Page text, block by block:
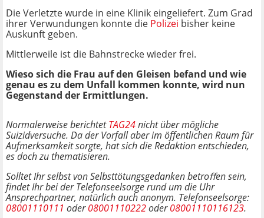
Die Verletzte wurde in eine Klinik eingeliefert. Zum Grad
ihrer Verwundungen konnte die Polizei bisher keine
Auskunft geben.
Mittlerweile ist die Bahnstrecke wieder frei.
Wieso sich die Frau auf den Gleisen befand und wie
genau es zu dem Unfall kommen konnte, wird nun
Gegenstand der Ermittlungen.
Normalerweise berichtetTAG24nicht über mögliche
Suizidversuche. Da der Vorfall aber im öffentlichen Raum für
Aufmerksamkeit sorgte, hat sich die Redaktion entschieden,
es doch zu thematisieren.
Solltet Ihr selbst von Selbsttötungsgedanken betroﬀen sein,
findet Ihr bei der Telefonseelsorgerund um die Uhr
Ansprechpartner, natürlich auch anonym. Telefonseelsorge:
08001110111 oder08001110222oder08001110116123.